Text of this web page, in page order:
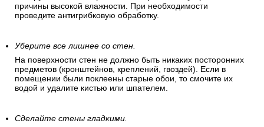
причины высокой влажности. При необходимости
проведите антигрибковую обработку.
Уберите все лишнее со стен.
На поверхности стен не должно быть никаких посторонних
предметов (кронштейнов, креплений, гвоздей). Если в
помещении были поклеены старые обои, то смочите их
водой и удалите кистью или шпателем.
Сделайте стены гладкими.